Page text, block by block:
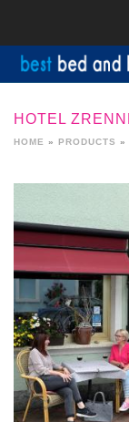
HOTEL
HOME » PRODUCTS »